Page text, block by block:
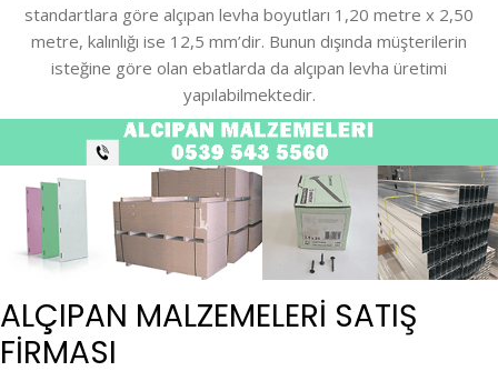
standartlara göre alçıpan levha boyutları 1,20 metre x 2,50
metre, kalınlığı ise 12,5 mm’dir. Bunun dışında müşterilerin
isteğine göre olan ebatlarda da alçıpan levha üretimi
yapılabilmektedir.
ALÇIPAN MALZEMELERI SATIŞ
FİRMASI